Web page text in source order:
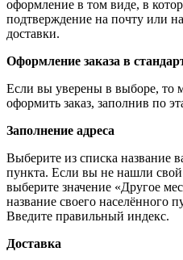
оформление в том виде, в
подтверждение на почту или
доставки.
Оформление заказа в
Если вы уверены в выборе, то
оформить заказ, заполнив по
Заполнение адреса
Выберите из списка название
пункта. Если вы не нашли
выберите значение «Другое
название своего населённого
Введите правильный индекс.
Доставка